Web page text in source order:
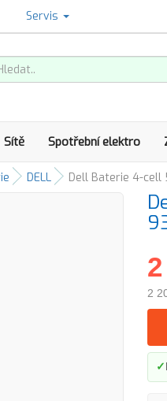
Servis
Sítě Spotřební elektro
DELL Dell Baterie 4-cell
2
✓